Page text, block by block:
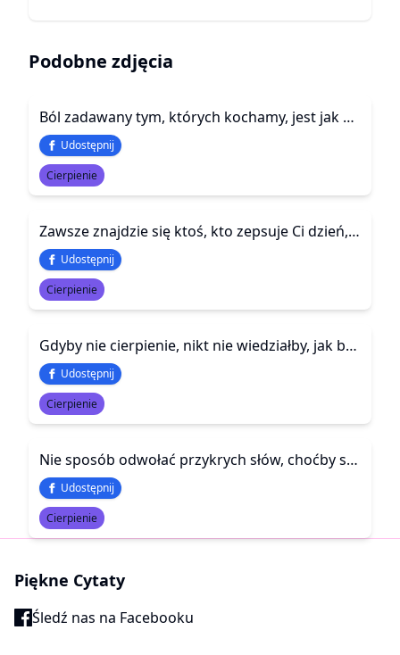
Podobne zdjęcia
Ból zadawany tym, których kochamy, jest jak bumerang – wraca i wbija się w nasze serce.
Udostępnij
Cierpienie
Zawsze znajdzie się ktoś, kto zepsuje Ci dzień, a czasem całe życie.
Udostępnij
Cierpienie
Gdyby nie cierpienie, nikt nie wiedziałby, jak bardzo ktoś kogoś kocha…
Udostępnij
Cierpienie
Nie sposób odwołać przykrych słów, choćby się ich potem żałowało.
Udostępnij
Cierpienie
Piękne Cytaty
Śledź nas na Facebooku